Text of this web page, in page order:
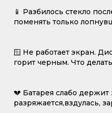
📱 Разбилось стекло
поменять только
🪟 Не работает экран.
горит черным. Что
💔 Батарея слабо держит
разряжается,вздулась,